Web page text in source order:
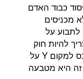
מפורש לפיו אסור למנוע מאדם A להיכנס למקום Y על